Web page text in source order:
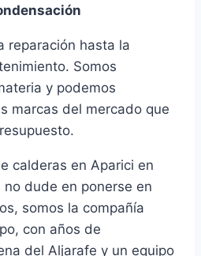
reparación hasta la
Somos
y podemos
marcas del mercado que
calderas en Aparici en
dude en ponerse en
somos la compañía
con años de
del Aljarafe y un equipo